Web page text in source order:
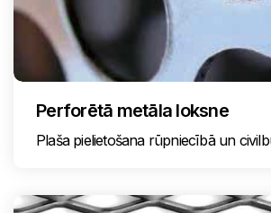
Perforētā metāla loksne
Plaša pielietošana rūpniecībā un